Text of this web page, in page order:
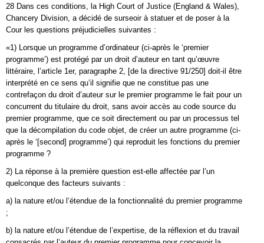
28 Dans ces conditions, la High Court of Justice (England & Wales),
Chancery Division, a décidé de surseoir à statuer et de poser à la
Cour les questions préjudicielles suivantes :
«1) Lorsque un programme d’ordinateur (ci-après le ‘premier
programme’) est protégé par un droit d’auteur en tant qu’œuvre
littéraire, l’article 1er, paragraphe 2, [de la directive 91/250] doit-il être
interprété en ce sens qu’il signifie que ne constitue pas une
contrefaçon du droit d’auteur sur le premier programme le fait pour un
concurrent du titulaire du droit, sans avoir accès au code source du
premier programme, que ce soit directement ou par un processus tel
que la décompilation du code objet, de créer un autre programme (ci-
après le ‘[second] programme’) qui reproduit les fonctions du premier
programme ?
2) La réponse à la première question est-elle affectée par l’un
quelconque des facteurs suivants :
a) la nature et/ou l’étendue de la fonctionnalité du premier programme
;
b) la nature et/ou l’étendue de l’expertise, de la réflexion et du travail